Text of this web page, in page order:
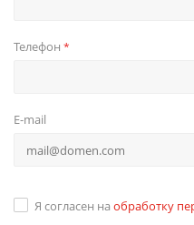
Телефон *
E-mail
Я согласен на обработку